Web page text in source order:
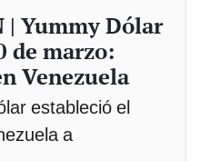
| Yummy Dólar
de marzo:
Venezuela
estableció el
a